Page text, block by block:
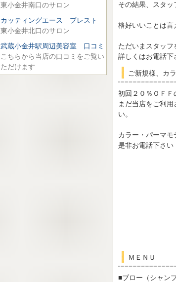
その結果、スタッ
格好いいことは言
ただいまスタッフ
詳しくはお電話下
ご新規様、カ
初回２０％ＯＦＦ
まだ当店をご利
い。
カラー・パーマモ
是非お電話下さい
ＭＥＮＵ
■ブロー（シャン
東小金井南口のサロン
カッティングエース プレスト
東小金井北口のサロン
武蔵小金井駅周辺美容室 口コミ
こちらから当店の口コミをご覧い
ただけます